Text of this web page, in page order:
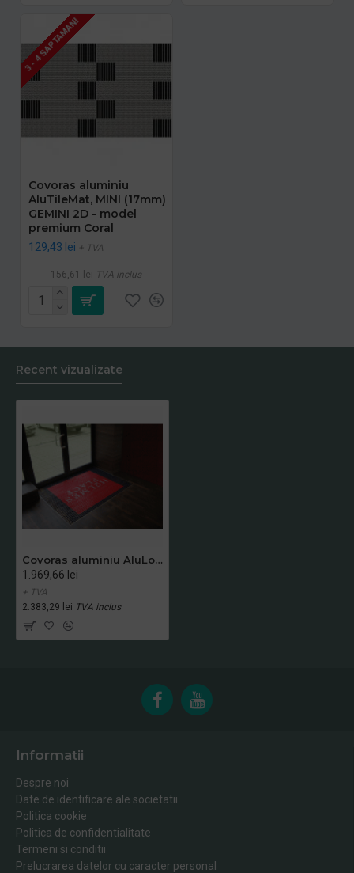
3 - 4 SAPTAMANI
Covoras aluminiu
AluTileMat, MINI (17mm)
GEMINI 2D - model
premium Coral
129,43 lei + TVA
156,61 lei TVA inclus
Recent vizualizate
Covoras aluminiu AluLogoMat Compact, profil 10 mm, exterior/interior personalizat
1.969,66 lei
+ TVA
2.383,29 lei TVA inclus
Informatii
Despre noi
Date de identificare ale societatii
Politica cookie
Politica de confidentialitate
Termeni si conditii
Prelucrarea datelor cu caracter personal